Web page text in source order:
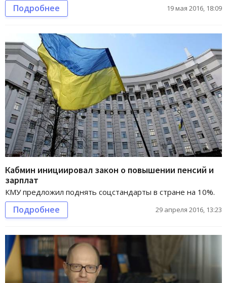
Подробнее 19 мая 2016, 18:09
Кабмин инициировал закон о повышении пенсий и
зарплат
КМУ предложил поднять соцстандарты в стране на 10%.
Подробнее 29 апреля 2016, 13:23